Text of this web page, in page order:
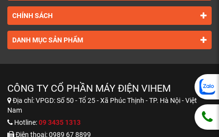
CHÍNH SÁCH
DANH MỤC SẢN PHẨM
CÔNG TY CỔ PHẦN MÁY ĐIỆN VIHEM
Địa chỉ:VPGD: Số 50 - Tổ 25 - Xã Phúc Thịnh - TP. Hà Nội - Việt
Nam
Hotline:09 3435 1313
Điện thoại:0989 67 8899